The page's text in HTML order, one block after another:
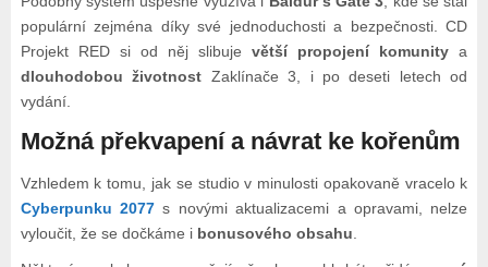
populární zejména díky své jednoduchosti a bezpečnosti. CD
Projekt RED si od něj slibujevětší propojení komunity a
dlouhodobou životnost Zaklínače 3, i po deseti letech od
vydání.
Možná překvapení a návrat ke kořenům
Vzhledem k tomu, jak se studio v minulosti opakovaně vracelo k
Cyberpunku 2077 s novými aktualizacemi a opravami, nelze
vyloučit, že se dočkáme i bonusového obsahu